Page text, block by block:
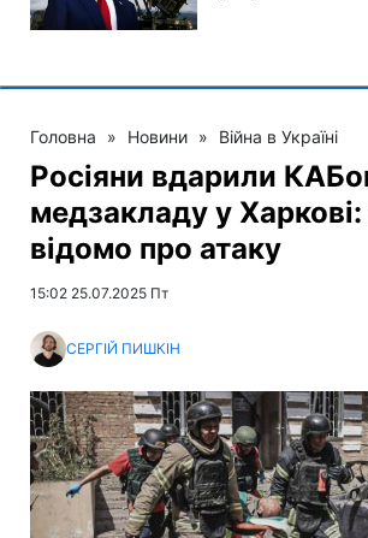
Головна » Новини » Війна в Україні
Росіяни вдарили
медзакладу у
відомо про атаку
15:02 25.07.2025 Пт
СЕРГІЙ ПИШКІН